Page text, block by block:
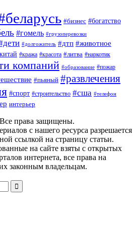
#бизнес #богатство
#гомель #грузоперевозки
#долгожитель #дтп #животное
#кража #красота #литва #наркотик
компаний #образование #пожар
#пьяный #развлечения
#спорт #строительство #сша #телефон
интерьер
права защищены.
с нашего ресурса разрешается
ссылкой на страницу статьи.
на сайте взяты с открытых
интернета, все права на
законным владельцам.